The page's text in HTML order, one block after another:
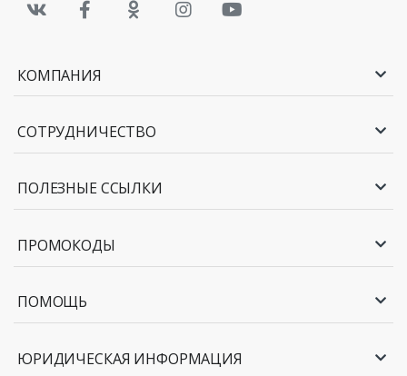
КОМПАНИЯ
СОТРУДНИЧЕСТВО
ПОЛЕЗНЫЕ ССЫЛКИ
ПРОМОКОДЫ
ПОМОЩЬ
ЮРИДИЧЕСКАЯ ИНФОРМАЦИЯ